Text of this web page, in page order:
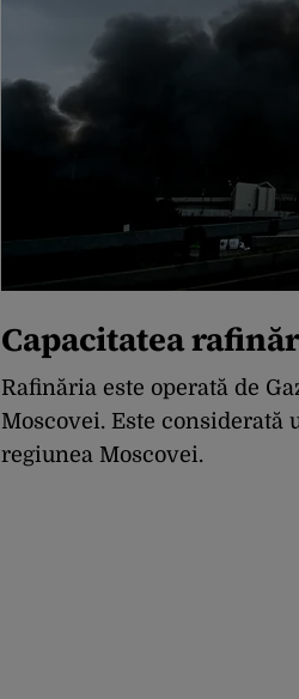
Capacitatea
Rafinăria este operată de
Moscovei. Este
regiunea Moscovei.